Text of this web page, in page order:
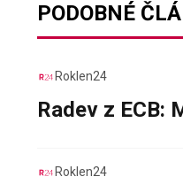
PODOBNÉ
Roklen24
Radev z ECB:
Roklen24